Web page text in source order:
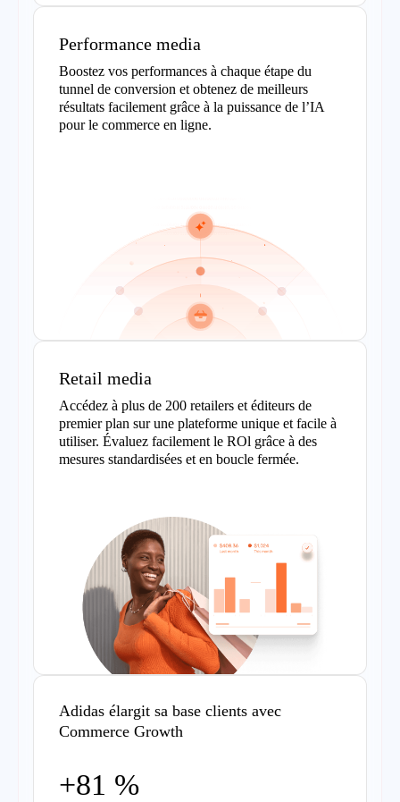
Performance media
Boostez vos performances à chaque étape du
tunnel de conversion et obtenez de meilleurs
résultats facilement grâce à la puissance de l’IA
pour le commerce en ligne.
Retail media
Accédez à plus de 200 retailers et éditeurs de
premier plan sur une plateforme unique et facile à
utiliser. Évaluez facilement le ROl grâce à des
mesures standardisées et en boucle fermée.
Adidas élargit sa base clients avec
Commerce Growth
+81 %